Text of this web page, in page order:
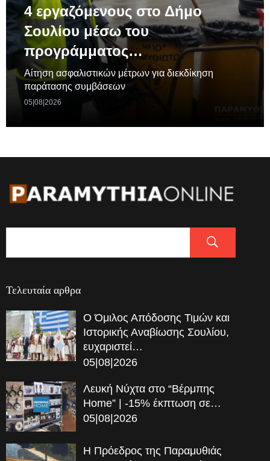
4 εργαζόμενους στο Δήμο
Σουλίου μέσω του
προγράμματος…
Aίτηση ασφαλιστικών μέτρων για διεκδίκηση
παράτασης συμβάσεων
05|08|2026
Τελευταία αρθρα
Ο Όμιλος Απόδοσης Τιμών και
Ιστορικής Αναβίωσης Σουλίου,
ευχαριστεί…
05|08|2026
Λευκή Νύχτα στο “Βέρμπης
Home” | -15% έκπτωση σε…
05|08|2026
Η Πρόεδρος της Παραμυθιάς